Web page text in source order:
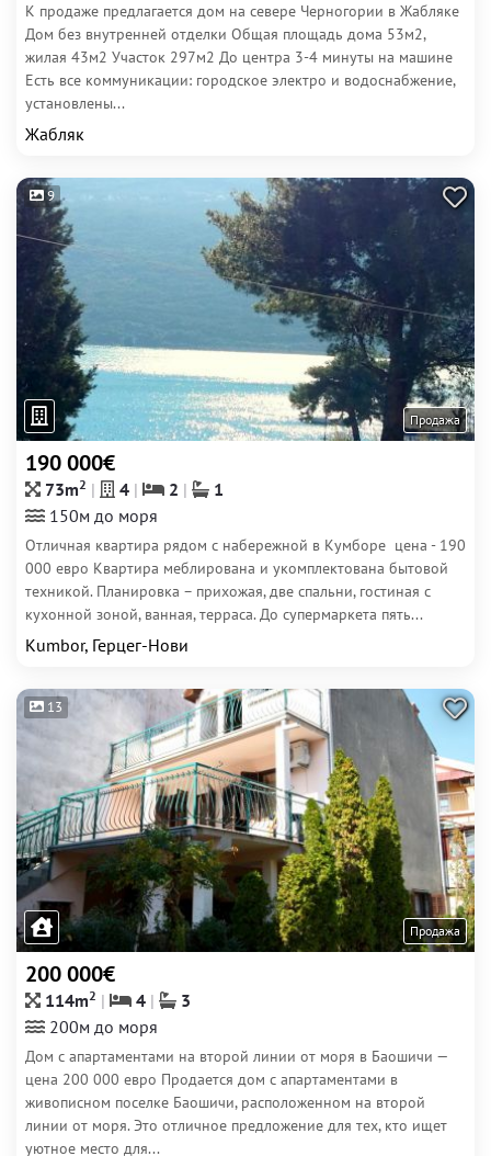
К продаже предлагается дом на севере Черногории в Жабляке
Дом без внутренней отделки Общая площадь дома 53м2,
жилая 43м2 Участок 297м2 До центра 3-4 минуты на машине
Есть все коммуникации: городское электро и водоснабжение,
установлены...
Жабляк
9
Продажа
190 000€
73m2 4 2
1
150м до моря
Отличная квартира рядом с набережной в Кумборе цена - 190
000 евро Квартира меблирована и укомплектована бытовой
техникой. Планировка – прихожая, две спальни, гостиная с
кухонной зоной, ванная, терраса. До супермаркета пять...
Kumbor, Герцег-Нови
13
Продажа
200 000€
114m2 4
3
200м до моря
Дом с апартаментами на второй линии от моря в Баошичи —
цена 200 000 евро Продается дом с апартаментами в
живописном поселке Баошичи, расположенном на второй
линии от моря. Это отличное предложение для тех, кто ищет
уютное место для...